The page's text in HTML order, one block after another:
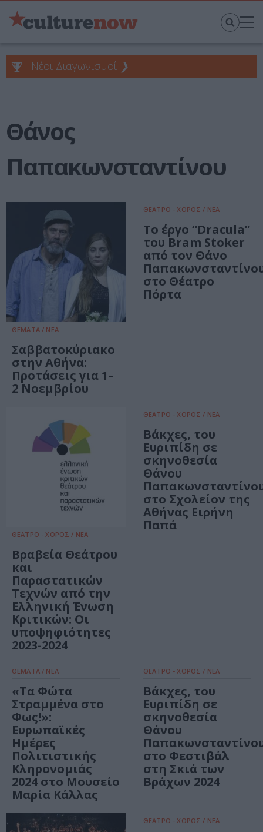
Νέοι Διαγωνισμοί ❯
Θάνος
Παπακωνσταντίνου
ΘΕΜΑΤΑ / ΝΕΑ
Σαββατοκύριακο
στην Αθήνα:
Προτάσεις για 1–
2 Νοεμβρίου
ΘΕΑΤΡΟ - ΧΟΡΟΣ / ΝΕΑ
Το έργο “Dracula”
του Bram Stoker
από τον Θάνο
στο Θέατρο
Πόρτα
ΘΕΑΤΡΟ - ΧΟΡΟΣ / ΝΕΑ
Βραβεία Θεάτρου
και
Παραστατικών
Τεχνών από την
Ελληνική Ένωση
Κριτικών: Οι
υποψηφιότητες
2023-2024
ΘΕΑΤΡΟ - ΧΟΡΟΣ / ΝΕΑ
Βάκχες, του
Ευριπίδη σε
σκηνοθεσία
Θάνου
στο Σχολείον της
Αθήνας Ειρήνη
Παπά
ΘΕΜΑΤΑ / ΝΕΑ
«Τα Φώτα
Στραμμένα στο
Φως!»:
Ευρωπαϊκές
Ημέρες
Πολιτιστικής
Κληρονομιάς
2024 στο Μουσείο
Μαρία Κάλλας
ΘΕΑΤΡΟ - ΧΟΡΟΣ / ΝΕΑ
Βάκχες, του
Ευριπίδη σε
σκηνοθεσία
Θάνου
στο Φεστιβάλ
στη Σκιά των
Βράχων 2024
ΘΕΑΤΡΟ - ΧΟΡΟΣ / ΝΕΑ